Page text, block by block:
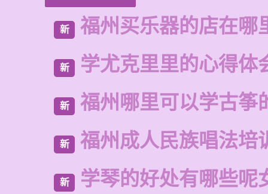
新 福州买乐器的店在哪
新 学尤克里里的心得体
新 福州哪里可以学古筝
新 福州成人民族唱法培
新 学琴的好处有哪些呢